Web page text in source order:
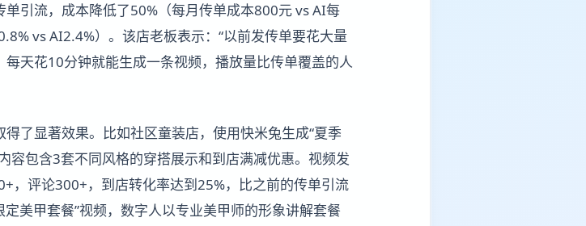
引流，成本降低了50%（每月传单成本800元 vs AI每
vs AI2.4%）。该店老板表示：“以前发传单要花大量
天花10分钟就能生成一条视频，播放量比传单覆盖的人
了显著效果。比如社区童装店，使用快米兔生成“夏季
容包含3套不同风格的穿搭展示和到店满减优惠。视频发
，评论300+，到店转化率达到25%，比之前的传单引流
美甲套餐”视频，数字人以专业美甲师的形象讲解套餐